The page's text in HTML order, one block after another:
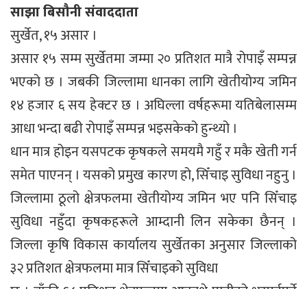
साझा बिसौनी संवाददाता
सुर्खेत, १५ असार ।
असार १५ सम्म सुर्खेतमा जम्मा २० प्रतिशत मात्रै रोपाइँ सम्पन्न
भएको छ । जबकी जिल्लामा धानका लागि खेतीयोग्य जमिन
१४ हजार ६ सय हेक्टर छ । अघिल्ला वर्षहरूमा यतिबेलासम्म
आधा भन्दा बढी रोपाइँ सम्पन्न भइसकेको हुन्थ्यो ।
धान मात्र होइन यसपटक कृषकले समयमै गहुँ र मकै खेती गर्न
समेत पाएनन् । यसको प्रमुख कारण हो, सिँचाइ सुविधा नहुनु ।
जिल्लामा ठूलो क्षेत्रफलमा खेतीयोग्य जमिन भए पनि सिँचाइ
सुविधा नहुँदा कृषकहरूले आम्दानी लिन सकेका छैनन् ।
जिल्ला कृषि विकास कार्यालय सुर्खेतका अनुसार जिल्लाको
३२ प्रतिशत क्षेत्रफलमा मात्र सिँचाइको सुविधा